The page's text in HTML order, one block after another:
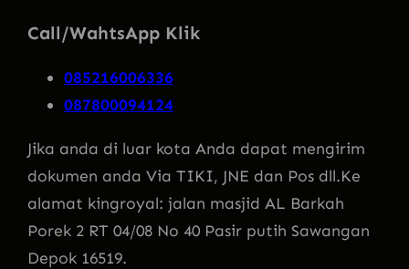
Call/WahtsApp Klik
085216006336
087800094124
Jika anda di luar kota Anda dapat mengirim
dokumen anda Via TIKI, JNE dan Pos dll.Ke
alamat kingroyal: jalan masjid AL Barkah
Porek 2 RT 04/08 No 40 Pasir putih Sawangan
Depok 16519.